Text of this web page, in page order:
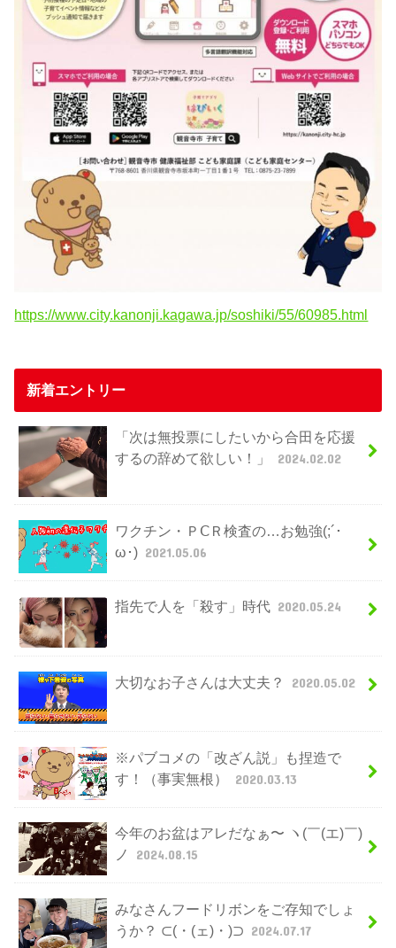
https://www.city.kanonji.kagawa.jp/soshiki/55/60985.html
新着エントリー
「次は無投票にしたいから合田を応援
するの辞めて欲しい！」
2024.02.02
ワクチン・ＰⅭＲ検査の…お勉強(;´･
ω･) 2021.05.06
指先で人を「殺す」時代 2020.05.24
大切なお子さんは大丈夫？ 2020.05.02
※パブコメの「改ざん説」も捏造で
す！（事実無根）
2020.03.13
今年のお盆はアレだなぁ〜 ヽ(￣(エ)￣)
ノ
2024.08.15
みなさんフードリボンをご存知でしょ
うか？ ⊂(・(ェ)・)⊃ 2024.07.17